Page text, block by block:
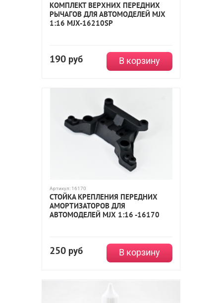
КОМПЛЕКТ ВЕРХНИХ ПЕРЕДНИХ
РЫЧАГОВ ДЛЯ АВТОМОДЕЛЕЙ MJX
1:16 MJX-16210SP
190 руб В корзину
Артикул: 16170
СТОЙКА КРЕПЛЕНИЯ ПЕРЕДНИХ
АМОРТИЗАТОРОВ ДЛЯ
АВТОМОДЕЛЕЙ MJX 1:16 -16170
250 руб В корзину